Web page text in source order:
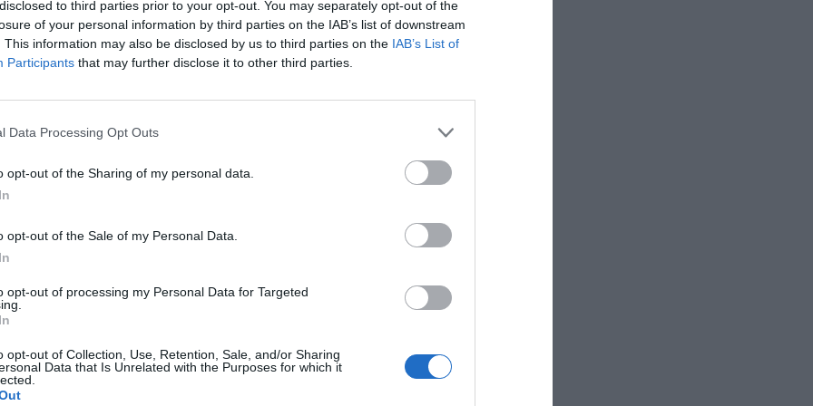
to third parties prior to your opt-out. You may separately opt-out of the
of your personal information by third parties on the IAB’s list of downstream
This information may also be disclosed by us to third parties on the IAB’s List of
Participants that may further disclose it to other third parties.
Data Processing Opt Outs
opt-out of the Sharing of my personal data.
opt-out of the Sale of my Personal Data.
opt-out of processing my Personal Data for Targeted
opt-out of Collection, Use, Retention, Sale, and/or Sharing
Data that Is Unrelated with the Purposes for which it
recuperara beneficios en 2023-2024 . Ohanian se sumó
de administración. El jugador de los Milwaukee Bucks ha
le “entusiasma contribuir al futuro apoyando el crecimiento
en el deporte femenino. Se trata de ambición, legado y
a sus tres hermanos, una participación minoritaria del
de la MLB y en Los Ángeles Golf Club, y en la
básquet femenino Unrivaled
ayer su inversión en la plataforma de prediccionesKalshi
2P
Liga F y Primera Rfef; 200 clubes de ligas europeas; 22
Primera FEB.